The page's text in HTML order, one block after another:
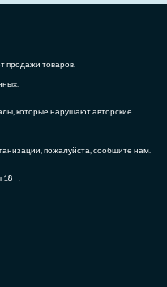
продажи товаров.
которые нарушают авторские
пожалуйста, сообщите нам.
18+!